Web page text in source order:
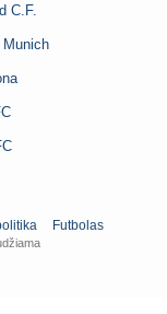
C.F.
Munich
Futbolas